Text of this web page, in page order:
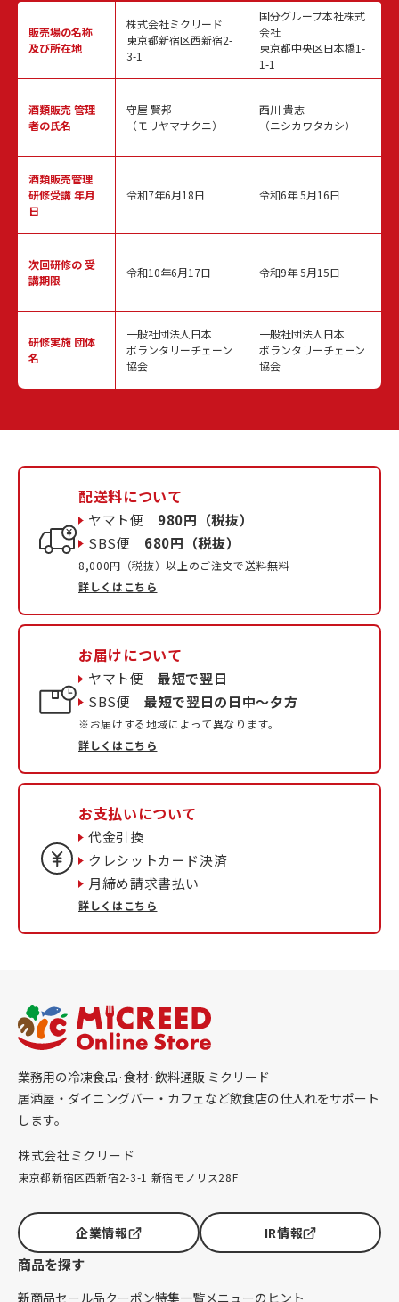
販売場の名称
及び所在地
酒類販売管理
者の氏名
酒類販売管理
研修受講 年月
日
次回研修の受
講期限
研修実施 団体
名
株式会社ミクリード
東京都新宿区西新宿2-
3-1
守屋 賢邦
（モリヤマサクニ）
令和7年6月18日
令和10年6月17日
一般社団法人日本
ボランタリーチェーン
協会
国分グループ本社株式
会社
東京都中央区日本橋1-
1-1
西川 貴志
（ニシカワタカシ）
令和6年 5月16日
令和9年 5月15日
一般社団法人日本
ボランタリーチェーン
協会
配送料について
ヤマト便 980円（税抜）
SBS便 680円（税抜）
8,000円（税抜）以上のご注文で送料無料
詳しくはこちら
お届けについて
ヤマト便最短で翌日
SBS便最短で翌日の日中〜夕方
※お届けする地域によって異なります。
詳しくはこちら
お支払いについて
代金引換
クレシットカード決済
月締め請求書払い
詳しくはこちら
業務用の冷凍食品·食材·飲料通販 ミクリード
居酒屋・ダイニングバー・カフェなど飲食店の仕入れをサポート
します。
株式会社ミクリード
東京都新宿区西新宿2-3-1 新宿モノリス28F
企業情報 IR情報
商品を探す
新商品セール品クーポン特集一覧メニューのヒント